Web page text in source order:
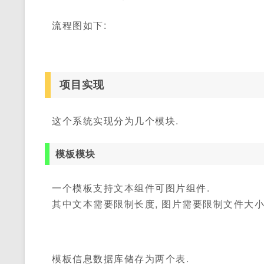
流程图如下:
项目实现
这个系统实现分为几个模块.
模板模块
一个模板支持文本组件可图片组件.
其中文本需要限制长度, 图片需要限制文件大
模板信息数据库储存为两个表.